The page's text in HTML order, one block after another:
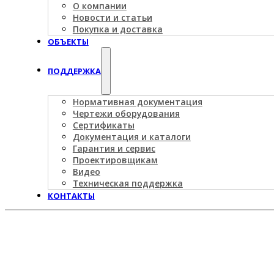
О компании
Новости и статьи
Покупка и доставка
ОБЪЕКТЫ
ПОДДЕРЖКА
Нормативная документация
Чертежи оборудования
Сертификаты
Документация и каталоги
Гарантия и сервис
Проектировщикам
Видео
Техническая поддержка
КОНТАКТЫ